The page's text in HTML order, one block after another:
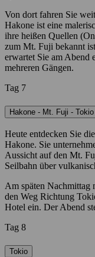
Von dort fahren Sie
Hakone ist eine
ihre heißen Quellen
zum Mt. Fuji bekannt
erwartet Sie am Abend
mehreren Gängen.
Tag 7
Hakone - Mt. Fuji - Tokio
Heute entdecken Sie
Hakone. Sie
Aussicht auf den Mt.
Seilbahn über
Am späten Nachmittag
den Weg Richtung
Hotel ein. Der Abend
Tag 8
Tokio